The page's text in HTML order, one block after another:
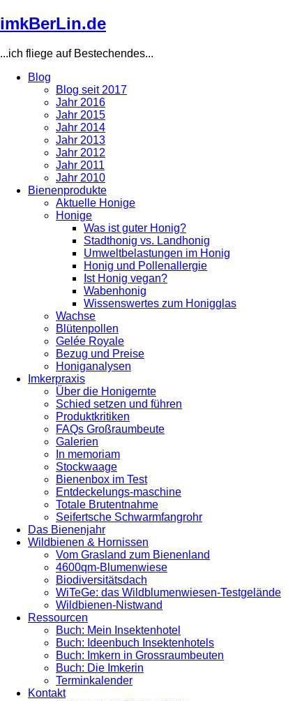
Direkt
zum
imkBerLin.de
...ich fliege auf Bestechendes...
navigation
Blog
Blog seit 2017
Jahr 2016
Jahr 2015
Jahr 2014
Jahr 2013
Jahr 2012
Jahr 2011
Jahr 2010
Bienenprodukte
Aktuelle Honige
Honige
Was ist guter Honig?
Stadthonig vs. Landhonig
Umweltbelastungen im Honig
Honig und Pollenallergie
Ist Honig vegan?
Wabenhonig
Wissenswertes zum Honigglas
Wachse
Blütenpollen
Gelée Royale
Bezug und Preise
Honiganalysen
Imkerpraxis
Über die Honigernte
Schied setzen und führen
Produktkritiken
FAQs Großraumbeute
Galerien
In memoriam
Stockwaage
Bienenbox im Test
Entdeckelungs-maschine
Totale Brutentnahme
Seifertsche Schwarmfangrohr
Das Bienenjahr
Wildbienen & Hornissen
Vom Grasland zum Bienenland
4600qm-Blumenwiese
Biodiversitätsdach
WiTeGe: das Wildblumenwiesen-Testgelände
Wildbienen-Nistwand
Ressourcen
Buch: Mein Insektenhotel
Buch: Ideenbuch Insektenhotels
Buch: Imkern in Grossraumbeuten
Buch: Die Imkerin
Terminkalender
Kontakt